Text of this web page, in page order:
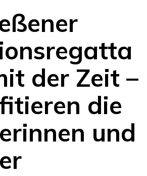
der Zeit –
die
und